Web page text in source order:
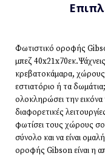
Φωτιστικό οροφής
μπεζ
κρεβατοκάμαρα,
εστιατόριο ή τα
ολοκληρώσει την εικόνα
διαφορετικές
φωτίσει τους χώρους
σύνολο και να είναι
οροφής Gibson είναι η